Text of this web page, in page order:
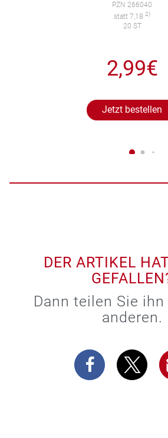
PZN 266040
statt 7,18 2)
20 ST
2,99€
Jetzt bestellen
DER ARTIKEL
Dann teilen Sie
anderen.